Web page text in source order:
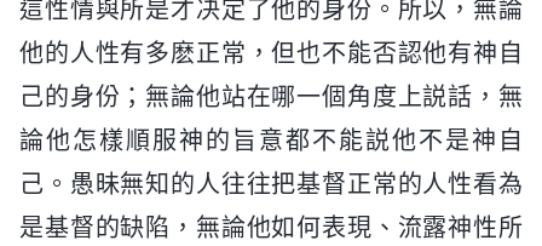
這性情與所是才决定了他的身份。所以，無論
他的人性有多麽正常，但也不能否認他有神自
己的身份；無論他站在哪一個角度上説話，無
論他怎樣順服神的旨意都不能説他不是神自
己。愚昧無知的人往往把基督正常的人性看為
是基督的缺陷，無論他如何表現、流露神性所